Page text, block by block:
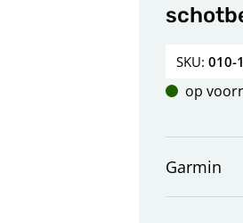
SKU:010-
op
Garmin